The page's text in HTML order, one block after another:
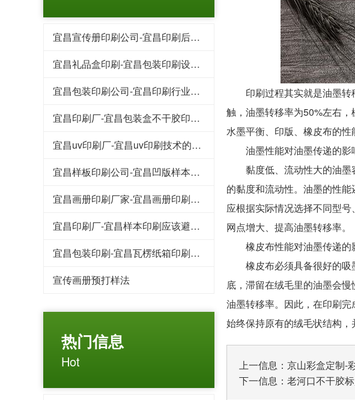
宜昌宣传册印刷公司-宜昌印刷后常见的工艺特点
宜昌礼品盒印刷-宜昌包装印刷设计行业的规范
宜昌包装印刷公司-宜昌印刷行业的这些专业术语
宜昌印刷厂-宜昌包装盒不干胶印刷基本知识和技巧
宜昌uv印刷厂-宜昌uv印刷技术的好处
宜昌样板印刷公司-宜昌凹版样本印刷工艺
宜昌画册印刷厂家-宜昌画册印刷知识点
宜昌印刷厂-宜昌样本印刷应该避免的八大浪费
宜昌包装印刷-宜昌瓦楞纸箱印刷常见的原材料
宣传画册预打样法
热门信息
Hot
印刷过程其实就是油墨转
触，油墨转移率为50%左右
水墨平衡、印版、橡皮布的性
油墨性能对油墨传递的影
黏度低、流动性大的油墨
的黏度和流动性。油墨的性
应根据实际情况选择不同型
网点增大、提高油墨转移率。
橡皮布性能对油墨传递的
橡皮布必须具备很好的吸
底，滞留在绒毛里的油墨会
油墨转移率。因此，在印刷
始终保持原有的绒毛状结构，
上一信息： 京山彩盒定制-
下一信息： 老河口不干胶